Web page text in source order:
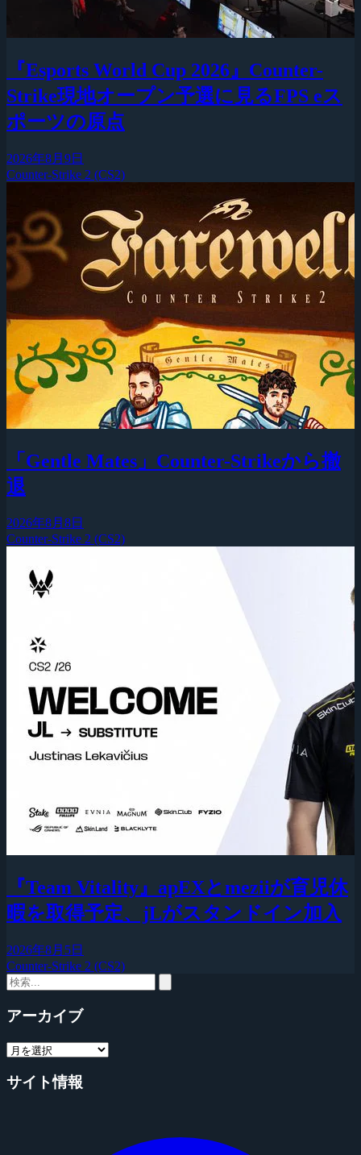
『Esports World Cup 2026』Counter-
Strike現地オープン予選に見るFPS eス
ポーツの原点
2026年8月9日
Counter-Strike 2 (CS2)
「Gentle Mates」Counter-Strikeから撤
退
2026年8月8日
Counter-Strike 2 (CS2)
『Team Vitality』apEXとmeziiが育児休
暇を取得予定、jLがスタンドイン加入
2026年8月5日
Counter-Strike 2 (CS2)
アーカイブ
サイト情報